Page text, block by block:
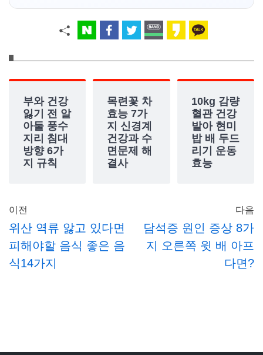
부와 건강
잃기 전 알
아둘 풍수
지리 침대
방향 6가
지 규칙
목련꽃 차
효능 7가
지 신경계
건강과 수
면문제 해
결사
10kg 감량
혈관 건강
발아 현미
밥 배 두드
리기 운동
효능
이전
위산 역류 앓고 있다면
피해야할 음식 좋은 음
식14가지
다음
담석증 원인 증상 8가
지 오른쪽 윗 배 아프
다면?